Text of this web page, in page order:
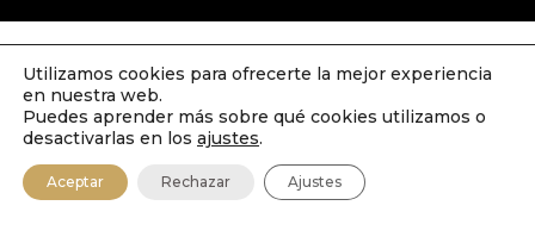
Diseñado poriNova Cloud. Una empresa
deGrupo Inova 2023© Todos los derechos
Política de Privacidad
Legal|Política de Cookies
Utilizamos cookies para ofrecerte la mejor experiencia
en nuestra web.
Puedes aprender más sobre qué cookies utilizamos o
desactivarlas en los ajustes.
Aceptar Rechazar Ajustes